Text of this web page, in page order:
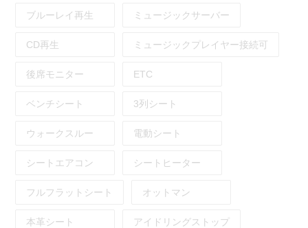
ブルーレイ再生 ミュージックサーバー
CD再生 ミュージックプレイヤー接続可
後席モニター ETC
ベンチシート 3列シート
ウォークスルー 電動シート
シートエアコン シートヒーター
フルフラットシート オットマン
本革シート アイドリングストップ